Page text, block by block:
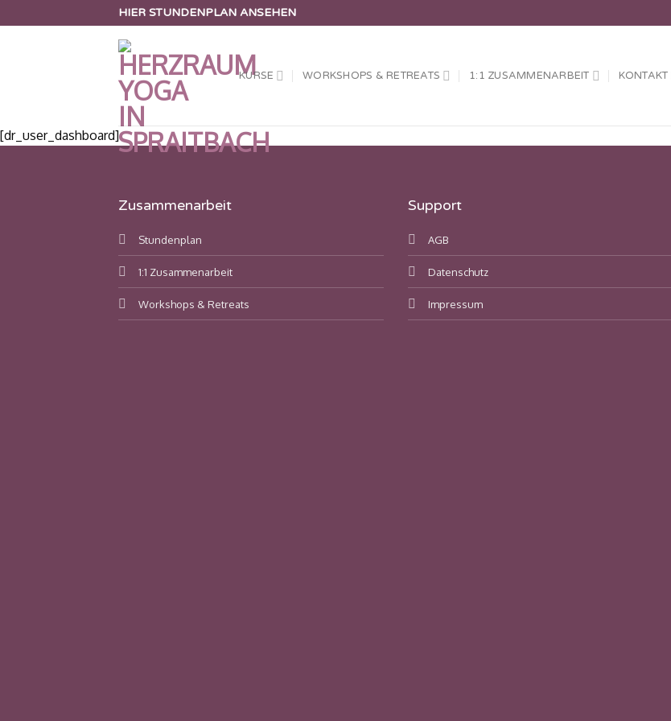
Inhalt
HIER STUNDENPLAN ANSEHEN
KURSE WORKSHOPS & RETREATS 1:1 ZUSAMMENARBEIT KONTAKT
[dr_user_dashboard]
Zusammenarbeit
Stundenplan
1:1 Zusammenarbeit
Workshops & Retreats
Support
AGB
Datenschutz
Impressum